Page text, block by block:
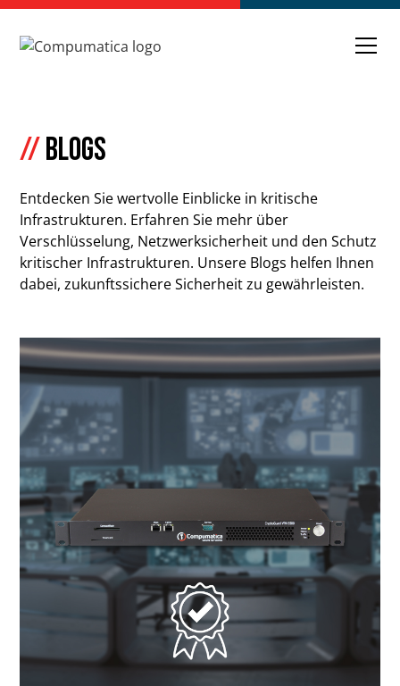
//BLOGS
Entdecken Sie wertvolle Einblicke in kritische
Infrastrukturen. Erfahren Sie mehr über
Verschlüsselung, Netzwerksicherheit und den Schutz
kritischer Infrastrukturen. Unsere Blogs helfen Ihnen
dabei, zukunftssichere Sicherheit zu gewährleisten.